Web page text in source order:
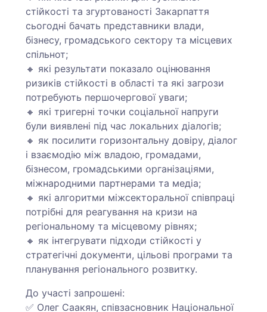
стійкості та згуртованості Закарпаття
сьогодні бачать представники влади,
бізнесу, громадського сектору та місцевих
спільнот;
🔸 які результати показало оцінювання
ризиків стійкості в області та які загрози
потребують першочергової уваги;
🔸 які тригерні точки соціальної напруги
були виявлені під час локальних діалогів;
🔸 як посилити горизонтальну довіру, діалог
і взаємодію між владою, громадами,
бізнесом, громадськими організаціями,
міжнародними партнерами та медіа;
🔸 які алгоритми міжсекторальної співпраці
потрібні для реагування на кризи на
регіональному та місцевому рівнях;
🔸 як інтегрувати підходи стійкості у
стратегічні документи, цільові програми та
планування регіонального розвитку.
До участі запрошені:
✅ Олег Саакян, співзасновник Національної